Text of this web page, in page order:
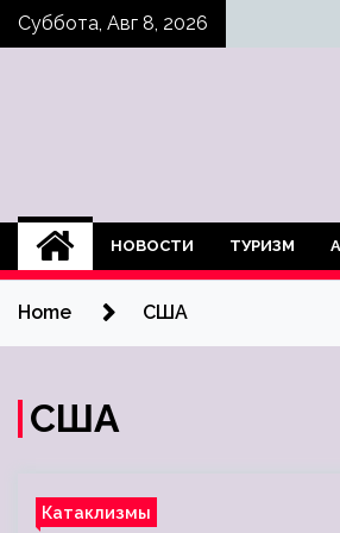
SkipСуббота, Авг 8, 2026
НОВОСТИ ТУРИЗМ
Home США
США
Катаклизмы